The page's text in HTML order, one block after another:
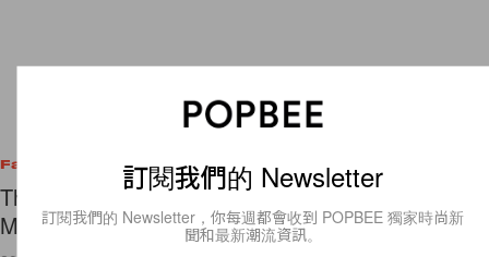
Fashion
The Sports Bra Is Having A Major Street Style
Moment
訂閱我們的 Newsletter
訂閱我們的 Newsletter，你每週都會收到 POPBEE 獨家時尚新
聞和最新潮流資訊。